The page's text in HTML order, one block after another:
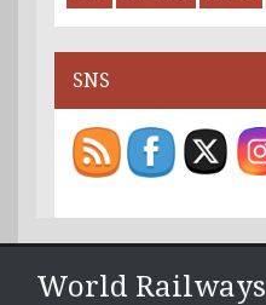
SNS
World Railways